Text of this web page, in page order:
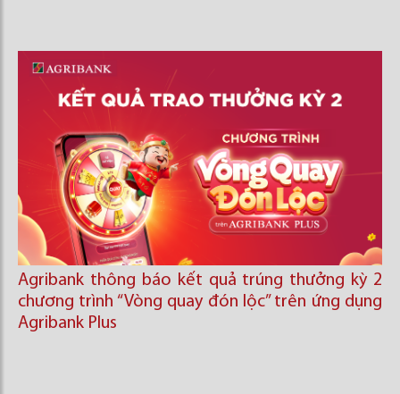
Agribank thông báo kết quả trúng thưởng kỳ 2
chương trình “Vòng quay đón lộc’’ trên ứng dụng
Agribank Plus